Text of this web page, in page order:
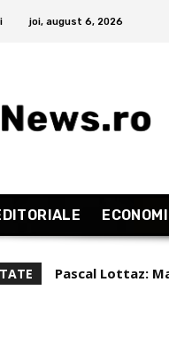
joi, august 6, 2026
Pascal Lottaz:
Liviu Alexa,